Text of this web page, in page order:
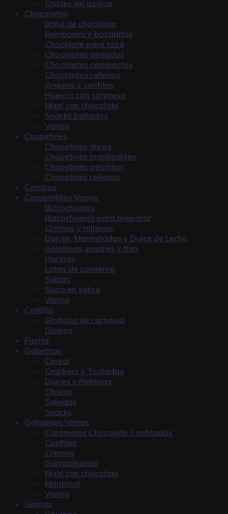
Chicles sin azúcar
Chocolates
Baño de chocolate
Bombones y bocaditos
Chocolate para taza
Chocolates aireados
Chocolates compactos
Chocolates rellenos
Grajeas y confites
Huevos con sorpresa
Maní con chocolate
Snacks bañados
Varios
Chupetines
Chupetines duros
Chupetines masticables
Chupetines pelotitas
Chupetines rellenos
Combos
Comestibles Varios
Bizcochuelos
Bizcochuelos para preparar
Cremas y rellenos
Dulces, Mermeladas y Dulce de Leche
Gelatinas, postres y flan
Harinas
Latas de conserva
Salsas
Sopa en sobre
Varios
Cotillón
Globitos de carnaval
Globos
Fierita
Galletitas
Cereal
Crackers y Tostadas
Dulces y Rellenas
Obleas
Saladas
Snacks
Golosinas Varias
Caramelos Chocolate Confitados
Confites
Cremas
Garrapiñadas
Maní con chocolate
Mantecol
Varios
Gomas